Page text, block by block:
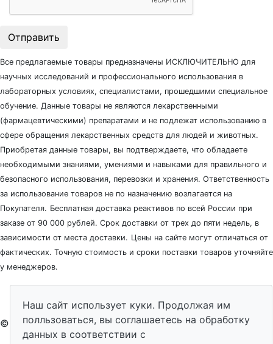
Отправить
Все предлагаемые товары предназначены ИСКЛЮЧИТЕЛЬНО для
научных исследований и профессионального использования в
лабораторных условиях, специалистами, прошедшими специальное
обучение. Данные товары не являются лекарственными
(фармацевтическими) препаратами и не подлежат использованию в
сфере обращения лекарственных средств для людей и животных.
Приобретая данные товары, вы подтверждаете, что обладаете
необходимыми знаниями, умениями и навыками для правильного и
безопасного использования, перевозки и хранения. Ответственность
за использование товаров не по назначению возлагается на
Покупателя. Бесплатная доставка реактивов по всей России при
заказе от 90 000 рублей. Срок доставки от трех до пяти недель, в
зависимости от места доставки. Цены на сайте могут отличаться от
фактических. Точную стоимость и сроки поставки товаров уточняйте
у менеджеров.
© 2026 - ЛабЭксперт
Наш сайт использует куки. Продолжая им
полльзоваться, вы соглашаетесь на обработку
данных в соответствии с